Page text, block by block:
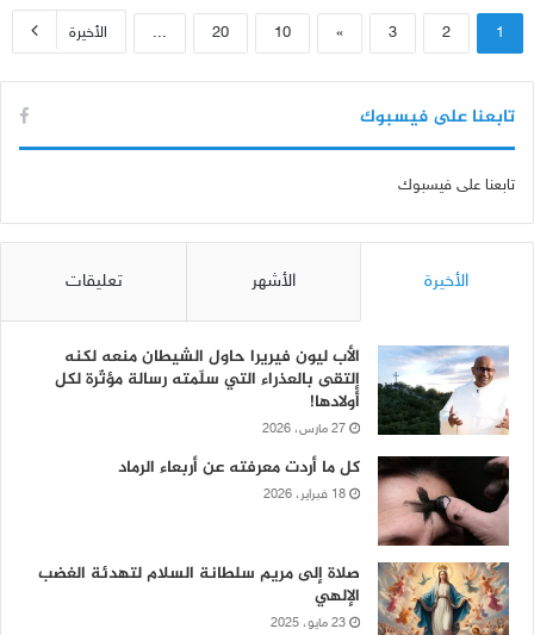
1
2
3
»
10
20
... الأخيرة
تابعنا على فيسبوك
تابعنا على فيسبوك
الأخيرة الأشهر تعليقات
الأب ليون فيريرا حاول الشيطان منعه لكنه
إلتقى بالعذراء التي سلّمته رسالة مؤثّرة لكل
أولادها!
27 مارس، 2026
كل ما أردت معرفته عن أربعاء الرماد
18 فبراير، 2026
صلاة إلى مريم سلطانة السلام لتهدئة الغضب
الإلهي
23 مايو، 2025